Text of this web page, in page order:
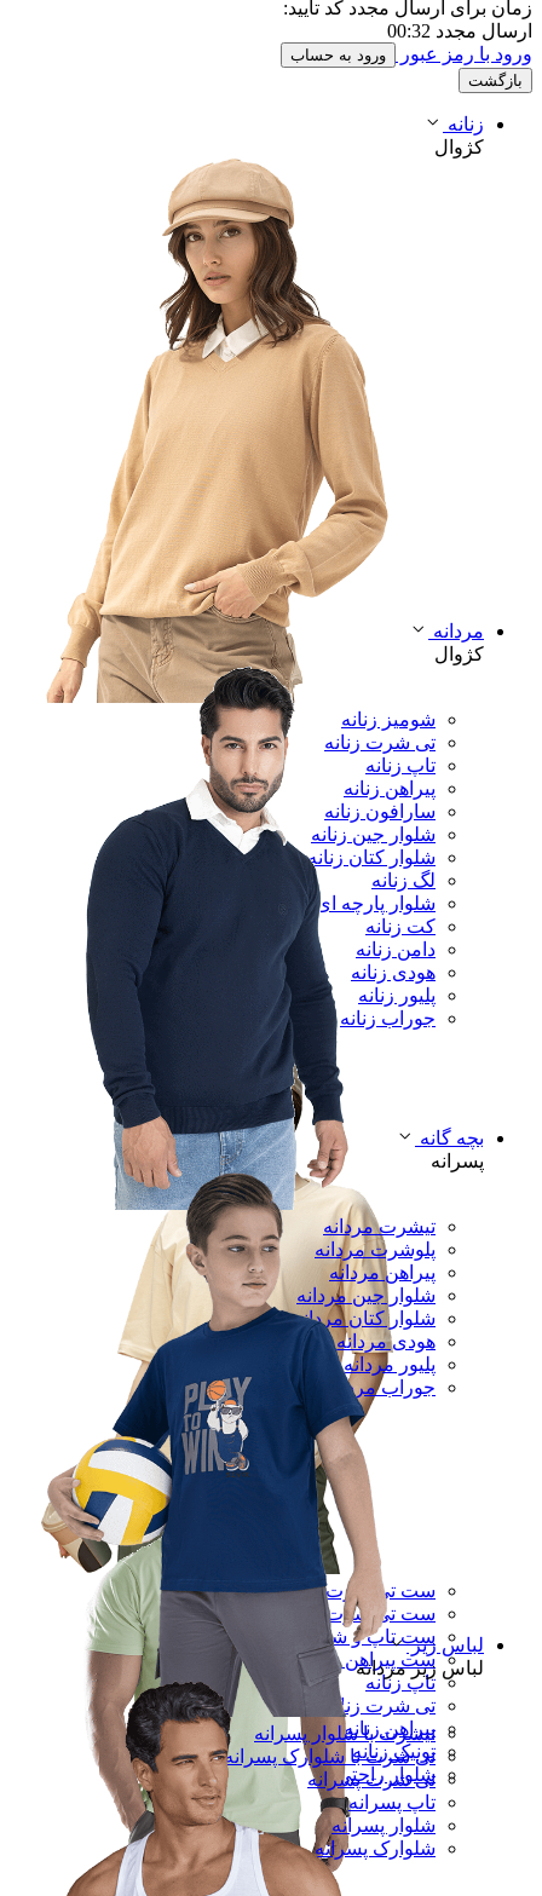
زمان برای ارسال مجدد کد تایید:
ارسال مجدد 00:32
ورود با رمز عبور
ورود به حساب
بازگشت
زنانه
کژوال
شومیز زنانه
تی شرت زنانه
تاپ زنانه
پیراهن زنانه
سارافون زنانه
شلوار جین زنانه
شلوار کتان زنانه
لگ زنانه
شلوار پارچه ای زنانه
کت زنانه
دامن زنانه
هودی زنانه
پلیور زنانه
جوراب زنانه
ست تی شرت و شلوار زنانه
ست تی شرت و شلوارک زنانه
ست تاپ و شورتک زنانه
ست پیراهن و شلوار زنانه
تاپ زنانه
تی شرت زنانه
پیراهن زنانه
تونیک زنانه
شلوار راحتی
مردانه
کژوال
تیشرت مردانه
پلوشرت مردانه
پیراهن مردانه
شلوار جین مردانه
شلوار کتان مردانه
هودی مردانه
پلیور مردانه
جوراب مردانه
بچه گانه
پسرانه
تیشرت با شلوار پسرانه
تی شرت با شلوارک پسرانه
تی شرت پسرانه
تاپ پسرانه
شلوار پسرانه
شلوارک پسرانه
لباس زیر
لباس زیر مردانه